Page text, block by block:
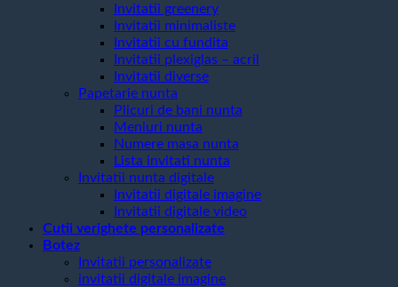
Invitatii greenery
Invitatii minimaliste
Invitatii cu fundita
Invitatii plexiglas – acril
Invitatii diverse
Papetarie nunta
Plicuri de bani nunta
Meniuri nunta
Numere masa nunta
Lista invitati nunta
Invitatii nunta digitale
Invitatii digitale imagine
Invitatii digitale video
Cutii verighete personalizate
Botez
Invitatii personalizate
invitatii digitale imagine